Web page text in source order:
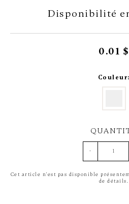
Disponibilité
0.01 $
Couleur:
-
Cet article n'est pas disponible
de détails.